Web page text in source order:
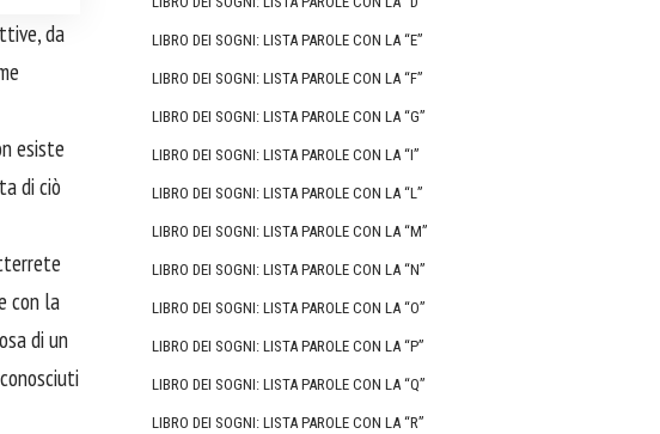
da
esiste
di ciò
con la
di un
LIBRO DEI SOGNI: LISTA PAROLE CON LA “E”
LIBRO DEI SOGNI: LISTA PAROLE CON LA “F”
LIBRO DEI SOGNI: LISTA PAROLE CON LA “G”
LIBRO DEI SOGNI: LISTA PAROLE CON LA “I”
LIBRO DEI SOGNI: LISTA PAROLE CON LA “L”
LIBRO DEI SOGNI: LISTA PAROLE CON LA “M”
LIBRO DEI SOGNI: LISTA PAROLE CON LA “N”
LIBRO DEI SOGNI: LISTA PAROLE CON LA “O”
LIBRO DEI SOGNI: LISTA PAROLE CON LA “P”
LIBRO DEI SOGNI: LISTA PAROLE CON LA “Q”
LIBRO DEI SOGNI: LISTA PAROLE CON LA “R”